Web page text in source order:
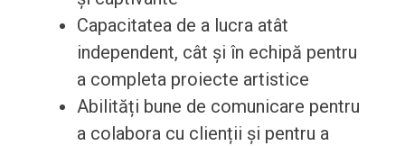
Capacitatea de a lucra atât
independent, cât și în echipă pentru
a completa proiecte artistice
Abilități bune de comunicare pentru
a colabora cu clienții și pentru a